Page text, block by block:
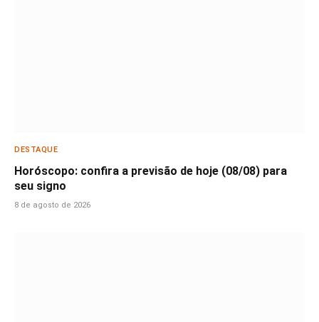
DESTAQUE
Horóscopo: confira a previsão de hoje (08/08) para
seu signo
8 de agosto de 2026